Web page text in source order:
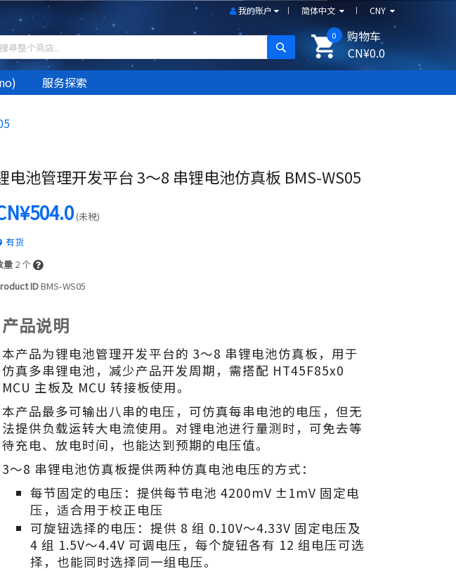
CNY
简体中文
我的账户
购物车
0
CN¥0.0
服务探索
电池管理开发平台 3～8 串锂电池仿真板 BMS-WS05
(未税)
有货
量 2个
IDBMS-WS05
产品说明
本产品为锂电池管理开发平台的 3～8 串锂电池仿真板，用于
仿真多串锂电池，减少产品开发周期，需搭配 HT45F85x0
MCU 主板及 MCU 转接板使用。
本产品最多可输出八串的电压，可仿真每串电池的电压，但无
法提供负载运转大电流使用。对锂电池进行量测时，可免去等
待充电、放电时间，也能达到预期的电压值。
3～8 串锂电池仿真板提供两种仿真电池电压的方式：
每节固定的电压：提供每节电池 4200mV ±1mV 固定电
压，适合用于校正电压
可旋钮选择的电压：提供 8 组 0.10V～4.33V 固定电压及
4 组 1.5V～4.4V 可调电压，每个旋钮各有 12 组电压可选
择，也能同时选择同一组电压。